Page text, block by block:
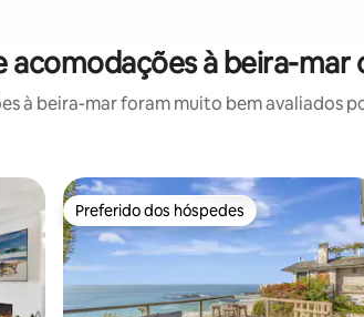
à beira-mar
à beira-mar foram muito bem avaliados
Preferido dos hóspedes
Preferido dos hóspedes